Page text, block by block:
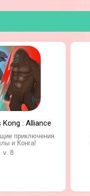
Kong : Alliance
приключения
и Конга!
v. 8